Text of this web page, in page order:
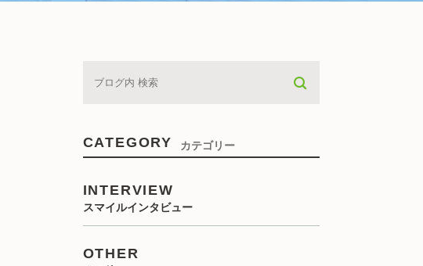
CATEGORY カテゴリー
INTERVIEW
スマイルインタビュー
OTHER